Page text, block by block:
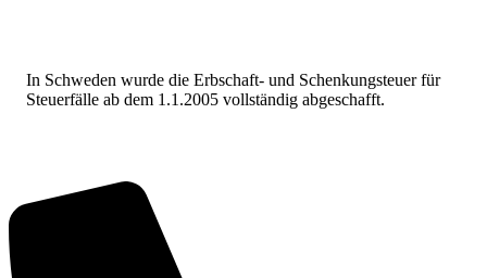
In Schweden wurde die Erbschaft- und Schenkungsteuer für
Steuerfälle ab dem 1.1.2005 vollständig abgeschafft.